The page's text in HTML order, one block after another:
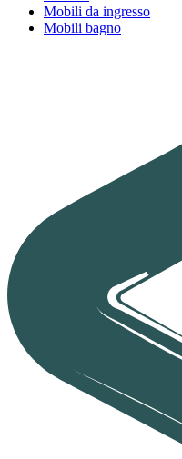
Mobili da ingresso
Mobili bagno